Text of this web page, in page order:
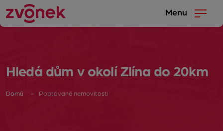
Menu
Hledá dům v okolí Zlína do 20km
Domů Poptávané nemovitosti